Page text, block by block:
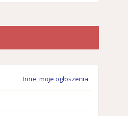
Inne, moje ogłoszenia